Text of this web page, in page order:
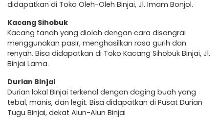
didapatkan di Toko Oleh-Oleh Binjai, Jl. Imam Bonjol.
Kacang Sihobuk
Kacang tanah yang diolah dengan cara disangrai
menggunakan pasir, menghasilkan rasa gurih dan
renyah. Bisa didapatkan di Toko Kacang Sihobuk Binjai, Jl.
Binjai Lama.
Durian Binjai
Durian lokal Binjai terkenal dengan daging buah yang
tebal, manis, dan legit. Bisa didapatkan di Pusat Durian
Tugu Binjai, dekat Alun-Alun Binjai